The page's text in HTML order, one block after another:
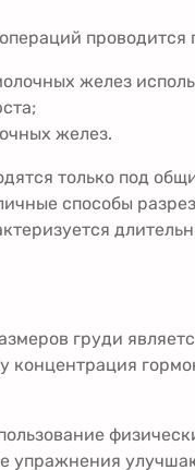
желез
желез.
только под
способы
груди
концентрация